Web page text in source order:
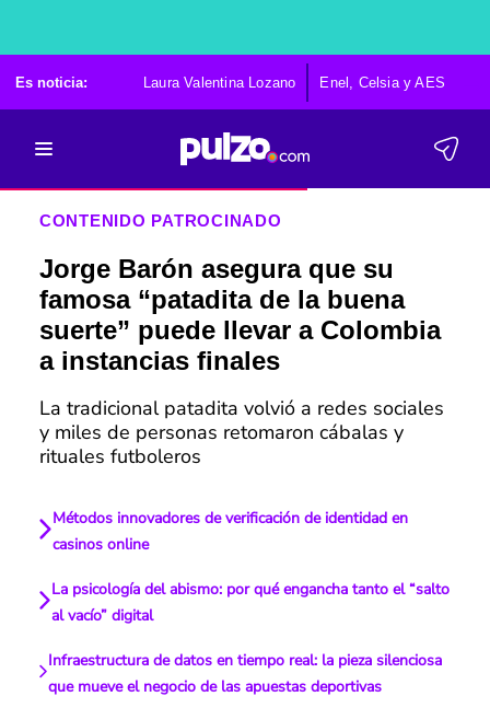
Es noticia: Laura Valentina Lozano Enel, Celsia y AES
CONTENIDO PATROCINADO
Jorge Barón asegura que su
famosa “patadita de la buena
suerte” puede llevar a Colombia
a instancias finales
La tradicional patadita volvió a redes sociales
y miles de personas retomaron cábalas y
rituales futboleros
Métodos innovadores de verificación de identidad en
casinos online
La psicología del abismo: por qué engancha tanto el “salto
al vacío” digital
Infraestructura de datos en tiempo real: la pieza silenciosa
que mueve el negocio de las apuestas deportivas